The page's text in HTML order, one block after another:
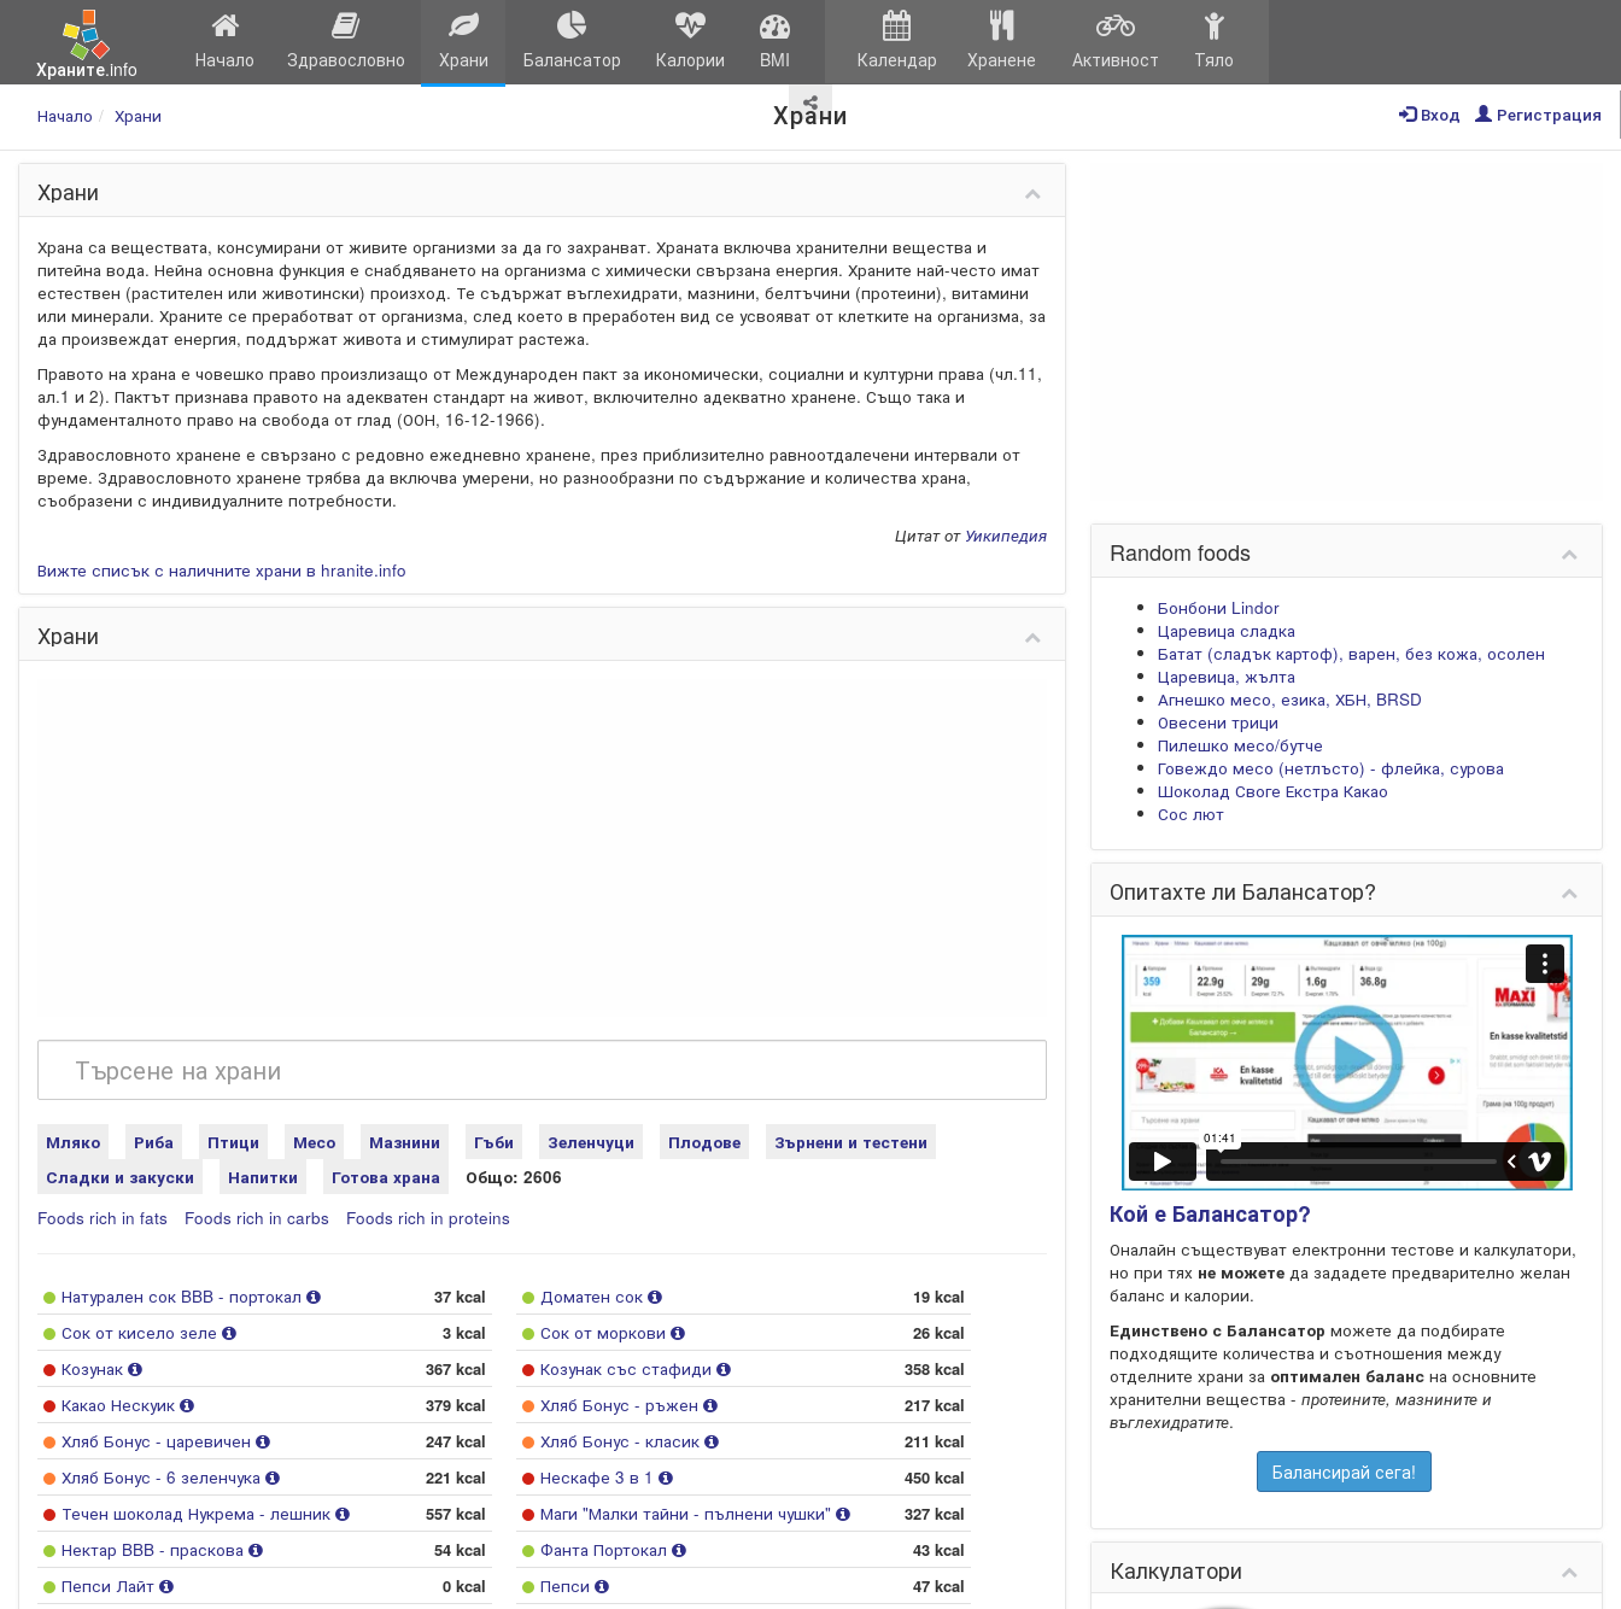
Храните.info Начало Здравословно Храни Балансатор Калории BMI Календар Хранене Активност Тяло
Храни
Начало Храни Регистрация
Вход
Храни
Храна са веществата, консумирани от живите организми за да го захранват. Храната включва хранителни вещества и
питейна вода. Нейна основна функция е снабдяването на организма с химически свързана енергия. Храните най-често имат
естествен (растителен или животински) произход. Те съдържат въглехидрати, мазнини, белтъчини (протеини), витамини
или минерали. Храните се преработват от организма, след което в преработен вид се усвояват от клетките на организма, за
да произвеждат енергия, поддържат живота и стимулират растежа.
Правото на храна е човешко право произлизащо от Международен пакт за икономически, социални и културни права (чл.11,
ал.1 и 2). Пактът признава правото на адекватен стандарт на живот, включително адекватно хранене. Също така и
фундаменталното право на свобода от глад (ООН, 16-12-1966).
Здравословното хранене е свързано с редовно ежедневно хранене, през приблизително равноотдалечени интервали от
време. Здравословното хранене трябва да включва умерени, но разнообразни по съдържание и количества храна,
съобразени с индивидуалните потребности.
Цитат от Уикипедия
Вижте списък с наличните храни в hranite.info
Храни
Мляко Риба Птици Месо Мазнини Гъби Зеленчуци Плодове
Зърнени и тестени
Сладки и закуски
Напитки Готова храна
Общо: 2606
Foods rich in fats
Foods rich in carbs Foods rich in proteins
Натурален сок BBB - портокал 37 kcal Доматен сок
19 kcal
Сок от кисело зеле
3 kcal Сок от моркови
26 kcal
Козунак
367 kcal Козунак със стафиди
358 kcal
Какао Нескуик
379 kcal Хляб Бонус - ръжен
217 kcal
Хляб Бонус - царевичен
247 kcal Хляб Бонус - класик
211 kcal
Хляб Бонус - 6 зеленчука
221 kcal Нескафе 3 в 1
450 kcal
Течен шоколад Нукрема - лешник
557 kcal Маги "Малки тайни - пълнени чушки"
327 kcal
Нектар BBB - праскова
54 kcal Фанта Портокал
43 kcal
Пепси Лайт
0 kcal Пепси
47 kcal
Random foods
Бонбони Lindor
Царевица сладка
Батат (сладък картоф), варен, без кожа, осолен
Царевица, жълта
Агнешко месо, езика, ХБН, BRSD
Овесени трици
Пилешко месо/бутче
Говеждо месо (нетлъсто) - флейка, сурова
Шоколад Своге Екстра Какао
Сос лют
Опитахте ли Балансатор?
Кой е Балансатор?
Оналайн съществуват електронни тестове и калкулатори,
но при тях не можете да зададете предварително желан
баланс и калории.
Единствено с Балансатор можете да подбирате
подходящите количества и съотношения между
отделните храни за оптимален баланс на oсновните
хранителни вещества -протеините, мазнините и
въглехидратите.
Балансирай сега!
Калкулатори